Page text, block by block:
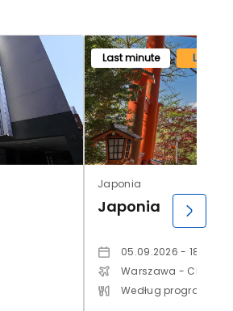
Last minute Lato
Japonia
Japonia
05.09.2026 -
Warszawa - Chopin
Według programu